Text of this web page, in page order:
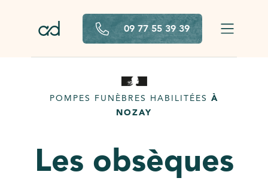
09 77 55 39 39
POMPES FUNÈBRES HABILITÉES À
NOZAY
Les obsèques